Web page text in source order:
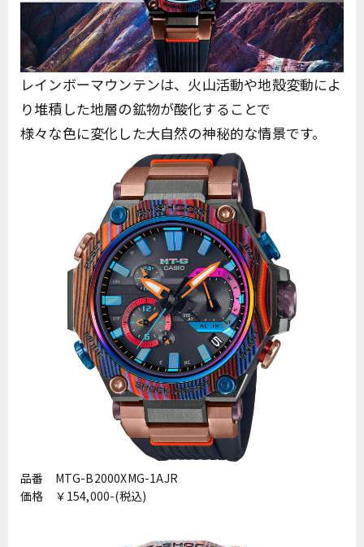
レインボーマウンテンは、火山活動や地殻変動によ
り堆積した地層の鉱物が酸化することで
様々な色に変化した大自然の神秘的な情景です。
品番 MTG-B2000XMG-1AJR
価格 ￥154,000-(税込)